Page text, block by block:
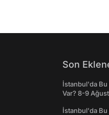
Son
İstanbul'da
Var? 8-9
İstanbul'da